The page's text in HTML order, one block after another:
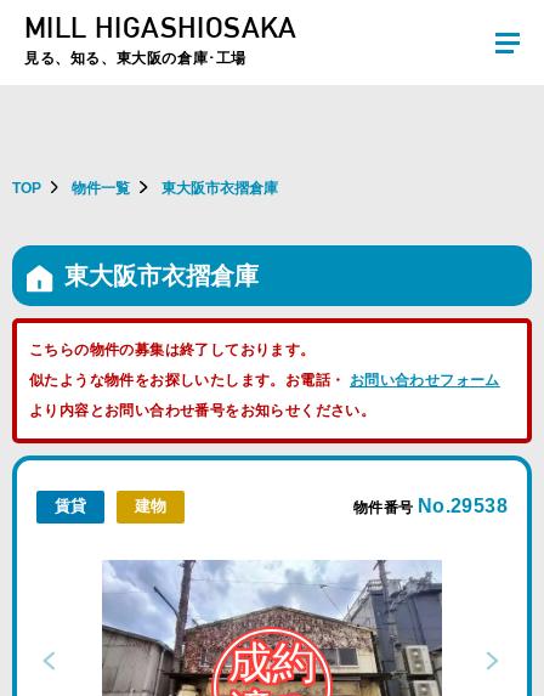
夏季休暇のお知らせ：2026年8月8日(土)～8月16日(日)まで休業とさせていた
MILL HIGASHIOSAKA
見る、知る、東大阪の倉庫･工場
TOP 物件一覧 東大阪市衣摺倉庫
東大阪市衣摺倉庫
こちらの物件の募集は終了しております。
似たような物件をお探しいたします。お電話・ お問い合わせフォーム
より内容とお問い合わせ番号をお知らせください。
賃貸 建物 物件番号 No.29538